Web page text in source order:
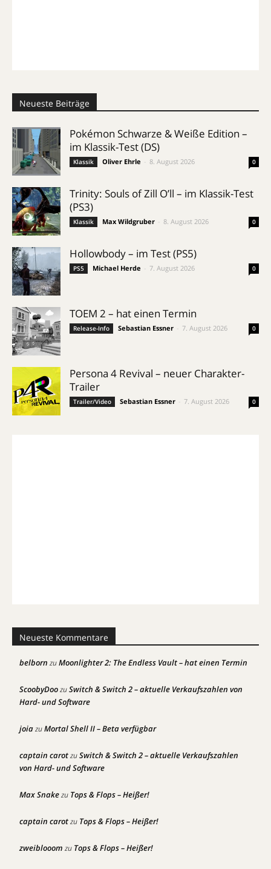
Neueste Beiträge
Pokémon Schwarze & Weiße Edition –
im Klassik-Test (DS)
Klassik Oliver Ehrle 8. August 2026 0
Trinity: Souls of Zill O’ll – im Klassik-Test
(PS3)
Klassik Max Wildgruber 8. August 2026 0
Hollowbody – im Test (PS5)
PS5 Michael Herde 7. August 2026 0
TOEM 2 – hat einen Termin
Release-Info Sebastian Essner 7. August 2026 0
Persona 4 Revival – neuer Charakter-
Trailer
Trailer/Video Sebastian Essner 7. August 2026 0
Neueste Kommentare
belborn zuMoonlighter 2: The Endless Vault – hat einen Termin
ScoobyDoozuSwitch & Switch 2 – aktuelle Verkaufszahlen von
Hard- und Software
joiazuMortal Shell II – Beta verfügbar
captain carotzuSwitch & Switch 2 – aktuelle Verkaufszahlen
von Hard- und Software
Max Snakezu Tops & Flops – Heißer!
captain carotzu Tops & Flops – Heißer!
zweiblooom zu Tops & Flops – Heißer!